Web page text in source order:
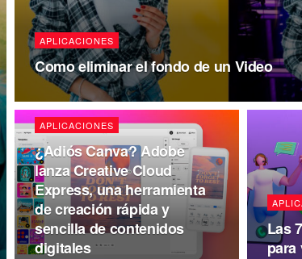
APLICACIONES
Como eliminar el fondo de un Video
APLICACIONES
¿Adiós Canva? Adobe
lanza Creative Cloud
Express, una herramienta
de creación rápida y
sencilla de contenidos
digitales
Las
para